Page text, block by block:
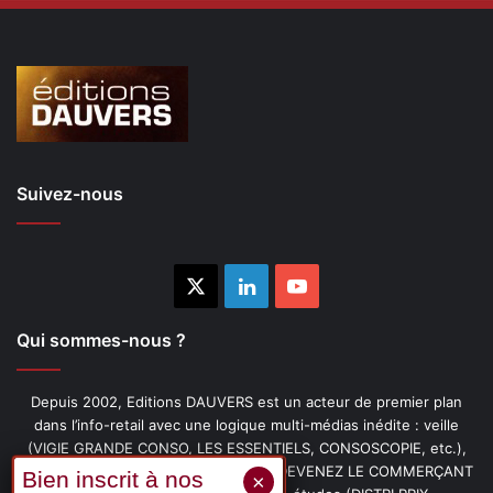
Suivez-nous
LinkedinYouTube
Qui sommes-nous ?
Depuis 2002, Editions DAUVERS est un acteur de premier plan
dans l’info-retail avec une logique multi-médias inédite : veille
(VIGIE GRANDE CONSO, LES ESSENTIELS, CONSOSCOPIE, etc.),
livres (PENSER-CLIENT, IMAGE-PRIX, DEVENEZ LE COMMERÇANT